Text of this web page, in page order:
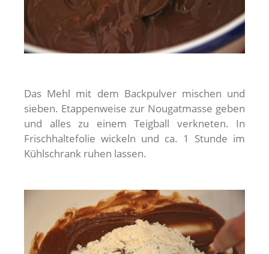
Das Mehl mit dem Backpulver mischen und
sieben. Etappenweise zur Nougatmasse geben
und alles zu einem Teigball verkneten. In
Frischhaltefolie wickeln und ca. 1 Stunde im
Kühlschrank ruhen lassen.